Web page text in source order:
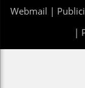
Webmail |
|